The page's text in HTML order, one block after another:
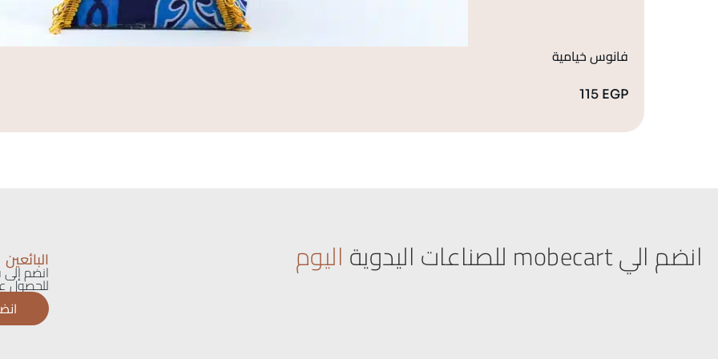
فانوس خيامية
115 EGP
انضم الي mobecart للصناعات اليدوية اليوم البائعين
انضم إلى
للحصول